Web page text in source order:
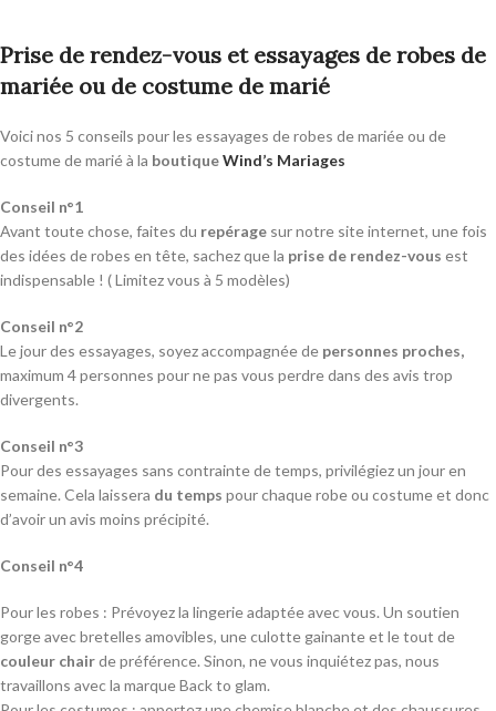
Prise de rendez-vous et essayages de robes de
mariée ou de costume de marié
Voici nos 5 conseils pour les essayages de robes de mariée ou de
costume de marié à la boutiqueWind’s Mariages
Conseil n°1
Avant toute chose, faites du repérage sur notre site internet, une fois
des idées de robes en tête, sachez que la prise de rendez-vous est
indispensable ! ( Limitez vous à 5 modèles)
Conseil n°2
Le jour des essayages, soyez accompagnée de personnes proches,
maximum 4 personnes pour ne pas vous perdre dans des avis trop
divergents.
Conseil n°3
Pour des essayages sans contrainte de temps, privilégiez un jour en
semaine. Cela laissera du temps pour chaque robe ou costume et donc
d’avoir un avis moins précipité.
Conseil n°4
Pour les robes : Prévoyez la lingerie adaptée avec vous. Un soutien
gorge avec bretelles amovibles, une culotte gainante et le tout de
couleur chairde préférence. Sinon, ne vous inquiétez pas, nous
travaillons avec la marque Back to glam.